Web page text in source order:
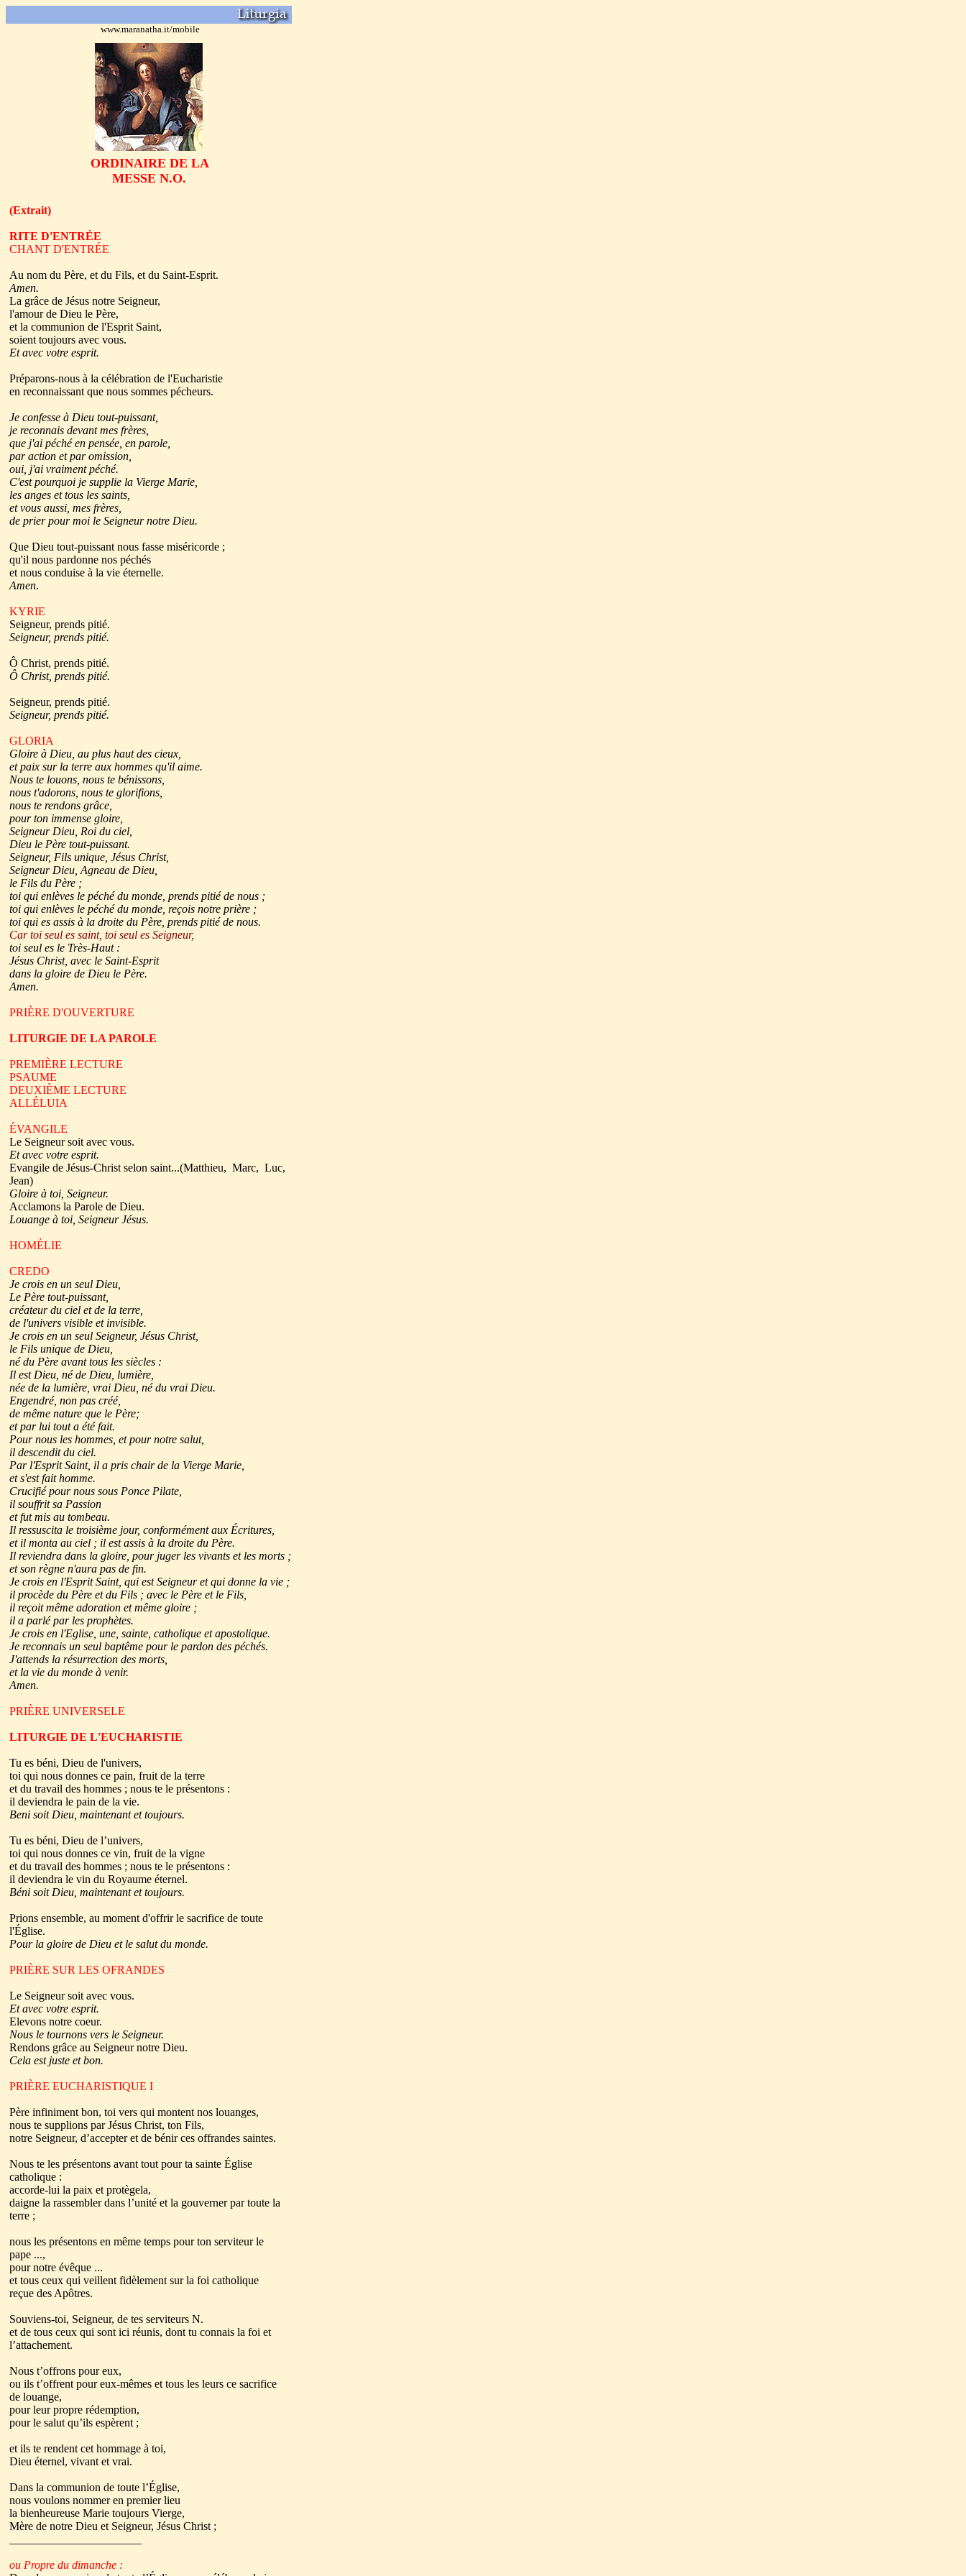
www.maranatha.it/mobile
ORDINAIRE DE LA
MESSE N.O.
(Extrait)
RITE D'ENTRÉE
CHANT D'ENTRÉE
Au nom du Père, et du Fils, et du Saint-Esprit.
Amen.
La grâce de Jésus notre Seigneur,
l'amour de Dieu le Père,
et la communion de l'Esprit Saint,
soient toujours avec vous.
Et avec votre esprit.
Préparons-nous à la célébration de l'Eucharistie
en reconnaissant que nous sommes pécheurs.
Je confesse à Dieu tout-puissant,
je reconnais devant mes frères,
que j'ai péché en pensée, en parole,
par action et par omission,
oui, j'ai vraiment péché.
C'est pourquoi je supplie la Vierge Marie,
les anges et tous les saints,
et vous aussi, mes frères,
de prier pour moi le Seigneur notre Dieu.
Que Dieu tout-puissant nous fasse miséricorde ;
qu'il nous pardonne nos péchés
et nous conduise à la vie éternelle.
Amen.
KYRIE
Seigneur, prends pitié.
Seigneur, prends pitié.
Ô Christ, prends pitié.
Ô Christ, prends pitié.
Seigneur, prends pitié.
Seigneur, prends pitié.
GLORIA
Gloire à Dieu, au plus haut des cieux,
et paix sur la terre aux hommes qu'il aime.
Nous te louons, nous te bénissons,
nous t'adorons, nous te glorifions,
nous te rendons grâce,
pour ton immense gloire,
Seigneur Dieu, Roi du ciel,
Dieu le Père tout-puissant.
Seigneur, Fils unique, Jésus Christ,
Seigneur Dieu, Agneau de Dieu,
le Fils du Père ;
toi qui enlèves le péché du monde, prends pitié de nous ;
toi qui enlèves le péché du monde, reçois notre prière ;
toi qui es assis à la droite du Père, prends pitié de nous.
Car toi seul es saint, toi seul es Seigneur,
toi seul es le Très-Haut :
Jésus Christ, avec le Saint-Esprit
dans la gloire de Dieu le Père.
Amen.
PRIÈRE D'OUVERTURE
LITURGIE DE LA PAROLE
PREMIÈRE LECTURE
PSAUME
DEUXIÈME LECTURE
ALLÉLUIA
ÉVANGILE
Le Seigneur soit avec vous.
Et avec votre esprit.
Evangile de Jésus-Christ selon saint...(Matthieu, Marc, Luc,
Jean)
Gloire à toi, Seigneur.
Acclamons la Parole de Dieu.
Louange à toi, Seigneur Jésus.
HOMÉLIE
CREDO
Je crois en un seul Dieu,
Le Père tout-puissant,
créateur du ciel et de la terre,
de l'univers visible et invisible.
Je crois en un seul Seigneur, Jésus Christ,
le Fils unique de Dieu,
né du Père avant tous les siècles :
Il est Dieu, né de Dieu, lumière,
née de la lumière, vrai Dieu, né du vrai Dieu.
Engendré, non pas créé,
de même nature que le Père;
et par lui tout a été fait.
Pour nous les hommes, et pour notre salut,
il descendit du ciel.
Par l'Esprit Saint, il a pris chair de la Vierge Marie,
et s'est fait homme.
Crucifié pour nous sous Ponce Pilate,
il souffrit sa Passion
et fut mis au tombeau.
Il ressuscita le troisième jour, conformément aux Écritures,
et il monta au ciel ; il est assis à la droite du Père.
Il reviendra dans la gloire, pour juger les vivants et les morts ;
et son règne n'aura pas de fin.
Je crois en l'Esprit Saint, qui est Seigneur et qui donne la vie ;
il procède du Père et du Fils ; avec le Père et le Fils,
il reçoit même adoration et même gloire ;
il a parlé par les prophètes.
Je crois en l'Eglise, une, sainte, catholique et apostolique.
Je reconnais un seul baptême pour le pardon des péchés.
J'attends la résurrection des morts,
et la vie du monde à venir.
Amen.
PRIÈRE UNIVERSELE
LITURGIE DE L'EUCHARISTIE
Tu es béni, Dieu de l'univers,
toi qui nous donnes ce pain, fruit de la terre
et du travail des hommes ; nous te le présentons :
il deviendra le pain de la vie.
Beni soit Dieu, maintenant et toujours.
Tu es béni, Dieu de l’univers,
toi qui nous donnes ce vin, fruit de la vigne
et du travail des hommes ; nous te le présentons :
il deviendra le vin du Royaume éternel.
Béni soit Dieu, maintenant et toujours.
Prions ensemble, au moment d'offrir le sacrifice de toute
l'Église.
Pour la gloire de Dieu et le salut du monde.
PRIÈRE SUR LES OFRANDES
Le Seigneur soit avec vous.
Et avec votre esprit.
Elevons notre coeur.
Nous le tournons vers le Seigneur.
Rendons grâce au Seigneur notre Dieu.
Cela est juste et bon.
PRIÈRE EUCHARISTIQUE I
Père infiniment bon, toi vers qui montent nos louanges,
nous te supplions par Jésus Christ, ton Fils,
notre Seigneur, d’accepter et de bénir ces offrandes saintes.
Nous te les présentons avant tout pour ta sainte Église
catholique :
accorde-lui la paix et protègela,
daigne la rassembler dans l’unité et la gouverner par toute la
terre ;
nous les présentons en même temps pour ton serviteur le
pape ...,
pour notre évêque ...
et tous ceux qui veillent fidèlement sur la foi catholique
reçue des Apôtres.
Souviens-toi, Seigneur, de tes serviteurs N.
et de tous ceux qui sont ici réunis, dont tu connais la foi et
l’attachement.
Nous t’offrons pour eux,
ou ils t’offrent pour eux-mêmes et tous les leurs ce sacrifice
de louange,
pour leur propre rédemption,
pour le salut qu’ils espèrent ;
et ils te rendent cet hommage à toi,
Dieu éternel, vivant et vrai.
Dans la communion de toute l’Église,
nous voulons nommer en premier lieu
la bienheureuse Marie toujours Vierge,
Mère de notre Dieu et Seigneur, Jésus Christ ;
ou Propre du dimanche :